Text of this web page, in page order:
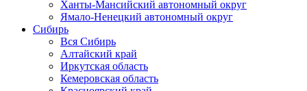
Ханты-Мансийский автономный округ
Ямало-Ненецкий автономный округ
Сибирь
Вся Сибирь
Алтайский край
Иркутская область
Кемеровская область